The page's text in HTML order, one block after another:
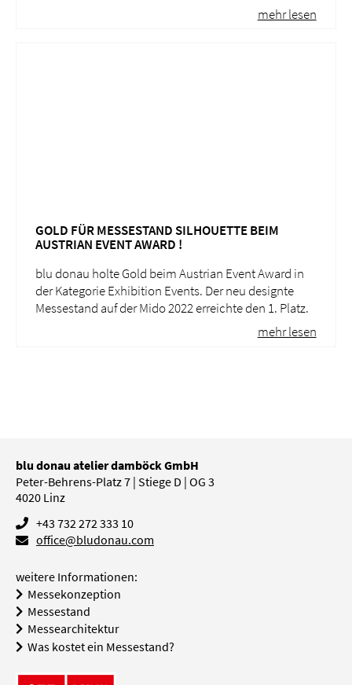
mehr lesen
GOLD FÜR MESSESTAND SILHOUETTE BEIM
AUSTRIAN EVENT AWARD !
blu donau holte Gold beim Austrian Event Award in
der Kategorie Exhibition Events. Der neu designte
Messestand auf der Mido 2022 erreichte den 1. Platz.
mehr lesen
blu donau atelier damböck GmbH
Peter-Behrens-Platz 7 | Stiege D | OG 3
4020 Linz
+43 732 272 333 10
office@bludonau.com
weitere Informationen:
Messekonzeption
Messestand
Messearchitektur
Was kostet ein Messestand?